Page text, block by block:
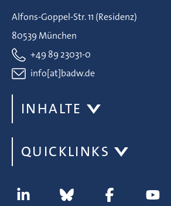
Alfons-Goppel-Str. 11 (Residenz)
80539 München
+49 89 23031-0
info[at]badw.de
INHALTE
QUICKLINKS